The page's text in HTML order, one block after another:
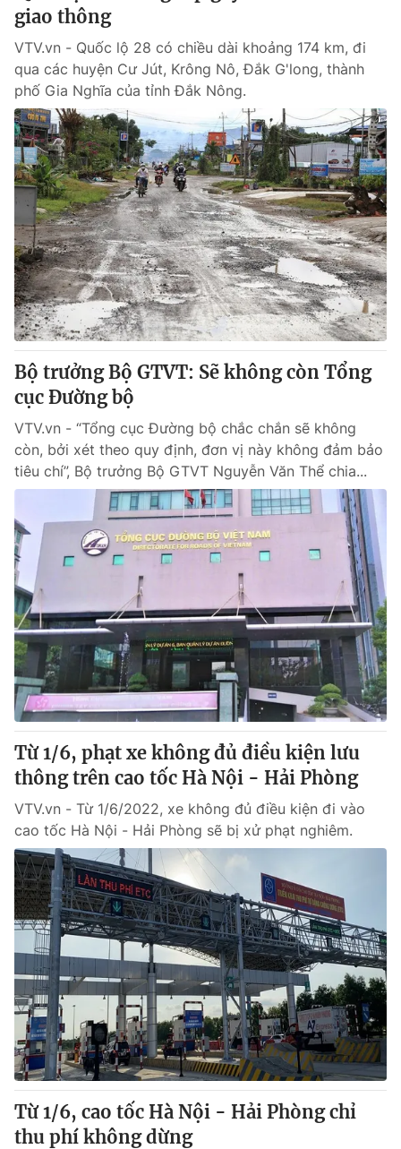
giao thông
VTV.vn - Quốc lộ 28 có chiều dài khoảng 174 km, đi
qua các huyện Cư Jút, Krông Nô, Đắk G'long, thành
phố Gia Nghĩa của tỉnh Đắk Nông.
Bộ trưởng Bộ GTVT: Sẽ không còn Tổng
cục Đường bộ
VTV.vn - “Tổng cục Đường bộ chắc chắn sẽ không
còn, bởi xét theo quy định, đơn vị này không đảm bảo
tiêu chí”, Bộ trưởng Bộ GTVT Nguyễn Văn Thể chia...
Từ 1/6, phạt xe không đủ điều kiện lưu
thông trên cao tốc Hà Nội - Hải Phòng
VTV.vn - Từ 1/6/2022, xe không đủ điều kiện đi vào
cao tốc Hà Nội - Hải Phòng sẽ bị xử phạt nghiêm.
Từ 1/6, cao tốc Hà Nội - Hải Phòng chỉ
thu phí không dừng